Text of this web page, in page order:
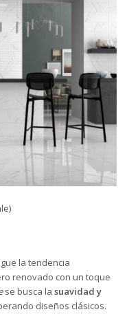
la tendencia
renovado con un toque
se busca la suavidad y
diseños clásicos.